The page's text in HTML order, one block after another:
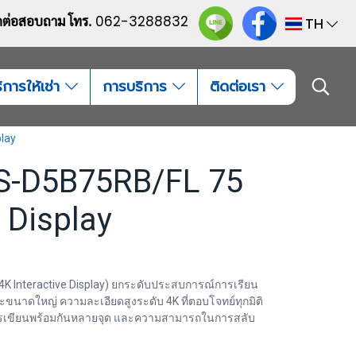
อสอบถาม โทร.062-3288832 TH
ารให้เช่า การบริการ ติดต่อเรา
D5B75RB/FL 75
Interactive Display) ยกระดับประสบการณ์การเรียน
นาดใหญ่ ความละเอียดสูงระดับ 4K ที่ตอบโจทย์ทุกมิติ
ขียนพร้อมกันหลายจุด และความสามารถในการสลับ